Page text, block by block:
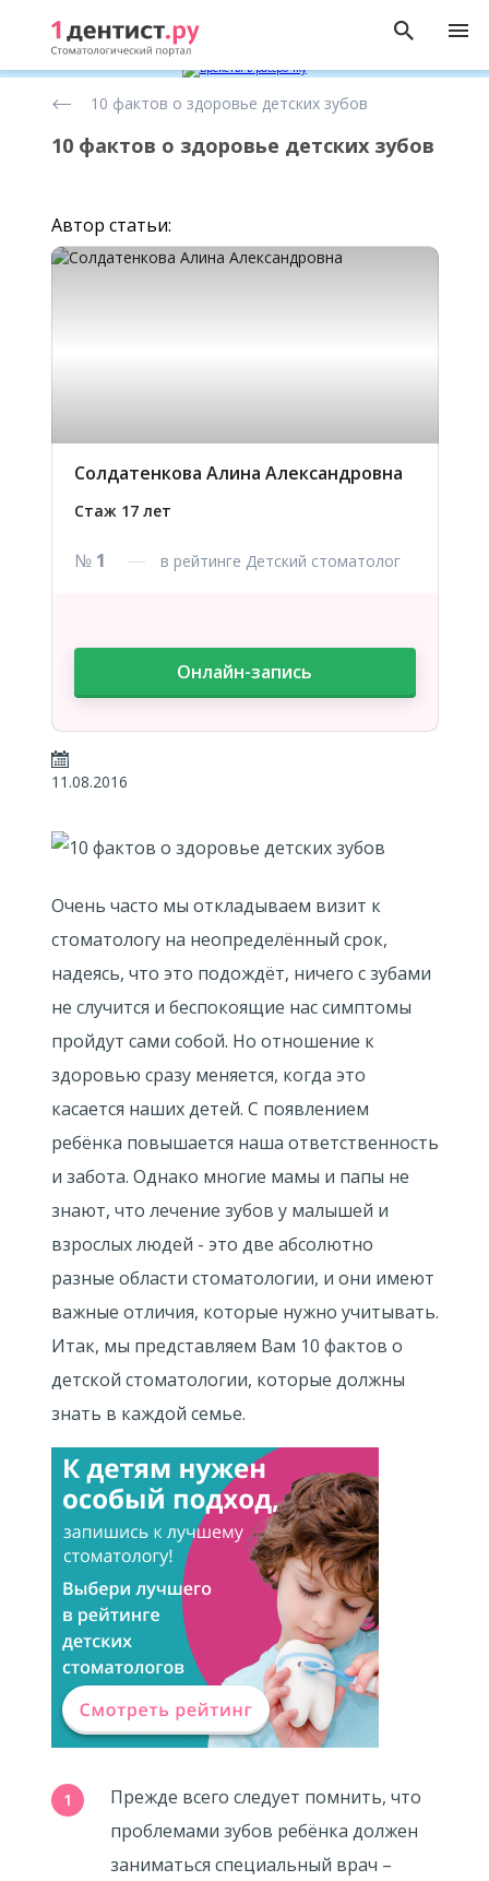
стоматологии
10 фактов о здоровье детских зубов
10 фактов о здоровье детских зубов
Автор статьи:
Солдатенкова Алина Александровна
Стаж 17 лет
№ 1 в рейтинге Детский стоматолог
Онлайн-запись
11.08.2016
Очень часто мы откладываем визит к
стоматологу на неопределённый срок,
надеясь, что это подождёт, ничего с зубами
не случится и беспокоящие нас симптомы
пройдут сами собой. Но отношение к
здоровью сразу меняется, когда это
касается наших детей. С появлением
ребёнка повышается наша ответственность
и забота. Однако многие мамы и папы не
знают, что лечение зубов у малышей и
взрослых людей - это две абсолютно
разные области стоматологии, и они имеют
важные отличия, которые нужно учитывать.
Итак, мы представляем Вам 10 фактов о
детской стоматологии, которые должны
знать в каждой семье.
Прежде всего следует помнить, что
проблемами зубов ребёнка должен
заниматься специальный врач –